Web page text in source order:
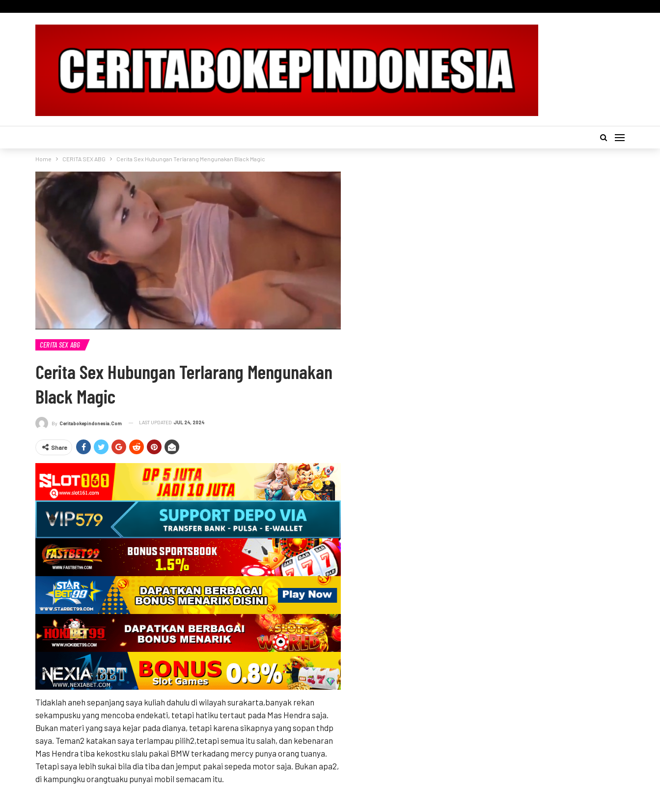
Home CERITA SEX ABG Cerita Sex Hubungan Terlarang Mengunakan Black Magic
CERITA SEX ABG
Cerita Sex Hubungan Terlarang Mengunakan
Black Magic
By Ceritabokepindonesia.com LAST UPDATED JUL 24, 2024
Share
Tidaklah aneh sepanjang saya kuliah dahulu di wilayah surakarta,banyak rekan
sekampusku yang mencoba endekati, tetapi hatiku tertaut pada Mas Hendra saja.
Bukan materi yang saya kejar pada dianya, tetapi karena sikapnya yang sopan thdp
saya. Teman2 katakan saya terlampau pilih2,tetapi semua itu salah, dan kebenaran
Mas Hendra tiba kekostku slalu pakai BMW terkadang mercy punya orang tuanya.
Tetapi saya lebih sukai bila dia tiba dan jemput pakai sepeda motor saja. Bukan apa2,
di kampungku orangtuaku punyai mobil semacam itu.